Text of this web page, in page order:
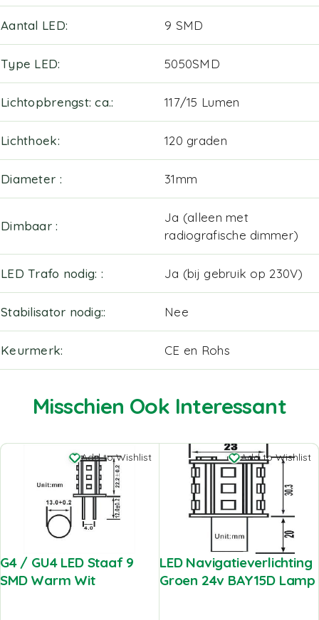
Aantal LED 9 SMD
Type LED 5050SMD
Lichtopbrengst: ca. 117/15 Lumen
Lichthoek 120 graden
Diameter 31mm
Dimbaar
Ja (alleen met
radiografische dimmer)
LED Trafo nodig: Ja (bij gebruik op 230V)
Stabilisator nodig: Nee
Keurmerk CE en Rohs
Misschien Ook Interessant
Add to Wishlist
G4 / GU4 LED Staaf 9
SMD Warm Wit
Add to Wishlist
LED Navigatieverlichting
Groen 24v BAY15D Lamp